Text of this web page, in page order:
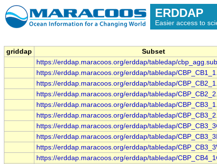
ERDDAP
Easier access to
griddap
Subset
https://erddap.maracoos.org/erddap/tabledap/
https://erddap.maracoos.org/erddap/tabledap/
https://erddap.maracoos.org/erddap/tabledap/
https://erddap.maracoos.org/erddap/tabledap/
https://erddap.maracoos.org/erddap/tabledap/
https://erddap.maracoos.org/erddap/tabledap/
https://erddap.maracoos.org/erddap/tabledap/
https://erddap.maracoos.org/erddap/tabledap/
https://erddap.maracoos.org/erddap/tabledap/
https://erddap.maracoos.org/erddap/tabledap/